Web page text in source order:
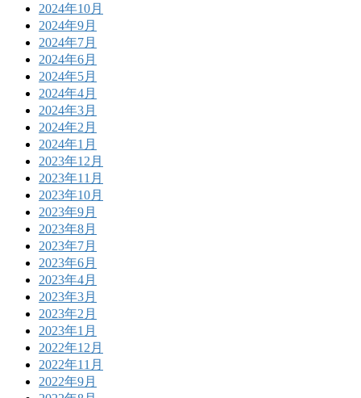
2024年10月
2024年9月
2024年7月
2024年6月
2024年5月
2024年4月
2024年3月
2024年2月
2024年1月
2023年12月
2023年11月
2023年10月
2023年9月
2023年8月
2023年7月
2023年6月
2023年4月
2023年3月
2023年2月
2023年1月
2022年12月
2022年11月
2022年9月